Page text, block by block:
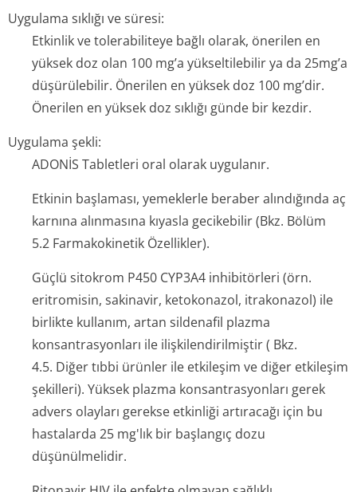
Uygulama sıklığı ve süresi:
Etkinlik ve tolerabiliteye bağlı olarak, önerilen en
yüksek doz olan 100 mg’a yükseltilebilir ya da 25mg’a
düşürülebilir. Önerilen en yüksek doz 100 mg’dir.
Önerilen en yüksek doz sıklığı günde bir kezdir.
Uygulama şekli:
ADONİS Tabletleri oral olarak uygulanır.
Etkinin başlaması, yemeklerle beraber alındığında aç
karnına alınmasına kıyasla gecikebilir (Bkz. Bölüm
5.2 Farmakokinetik Özellikler).
Güçlü sitokrom P450 CYP3A4 inhibitörleri (örn.
eritromisin, sakinavir, ketokonazol, itrakonazol) ile
birlikte kullanım, artan sildenafil plazma
konsantrasyonları ile ilişkilendiril­miştir ( Bkz.
4.5. Diğer tıbbi ürünler ile etkileşim ve diğer etkileşim
şekilleri). Yüksek plazma konsantrasyonları gerek
advers olayları gerekse etkinliği artıracağı için bu
hastalarda 25 mg'lık bir başlangıç dozu
düşünülmelidir.